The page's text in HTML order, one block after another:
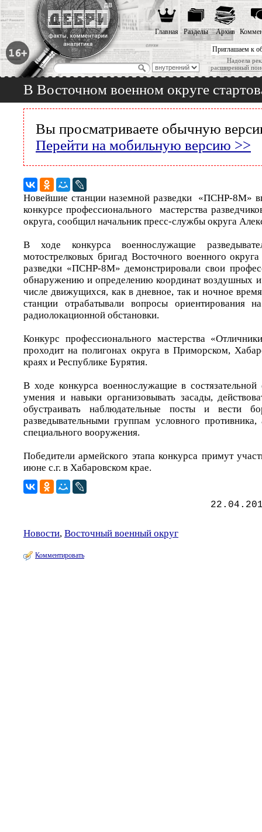
Приглашаем к
Надоела
расширенный
Главная Разделы Архив
В Восточном военном округе
Вы просматриваете обычную
Перейти на мобильную версию >>
Новейшие станции наземной разведки «ПСНР-8М»
конкурсе профессионального мастерства
округа, сообщил начальник пресс-службы округа
В ходе конкурса военнослужащие
мотострелковых бригад Восточного военного
разведки «ПСНР-8М» демонстрировали свои
обнаружению и определению координат воздушных
числе движущихся, как в дневное, так и ночное
станции отрабатывали вопросы ориентирования
радиолокационной обстановки.
Конкурс профессионального мастерства
проходит на полигонах округа в Приморском,
краях и Республике Бурятия.
В ходе конкурса военнослужащие в
умения и навыки организовывать засады,
обустраивать наблюдательные посты и вести
разведывательными группам условного
специального вооружения.
Победители армейского этапа конкурса примут
июне с.г. в Хабаровском крае.
Новости, Восточный военный округ
Комментировать